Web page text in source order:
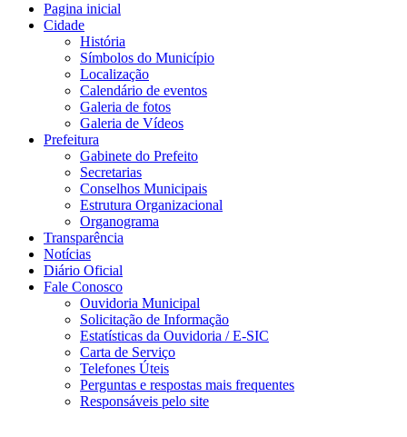
Pagina inicial
Cidade
História
Símbolos do Município
Localização
Calendário de eventos
Galeria de fotos
Galeria de Vídeos
Prefeitura
Gabinete do Prefeito
Secretarias
Conselhos Municipais
Estrutura Organizacional
Organograma
Transparência
Notícias
Diário Oficial
Fale Conosco
Ouvidoria Municipal
Solicitação de Informação
Estatísticas da Ouvidoria / E-SIC
Carta de Serviço
Telefones Úteis
Perguntas e respostas mais frequentes
Responsáveis pelo site